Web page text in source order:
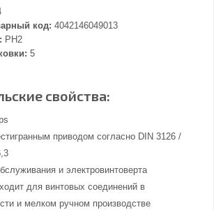
код: 4042146049013
PH2
5
свойства:
приводом согласно DIN 3126 /
и электровинтоверта
для винтовых соединений в
и мелком ручном производстве